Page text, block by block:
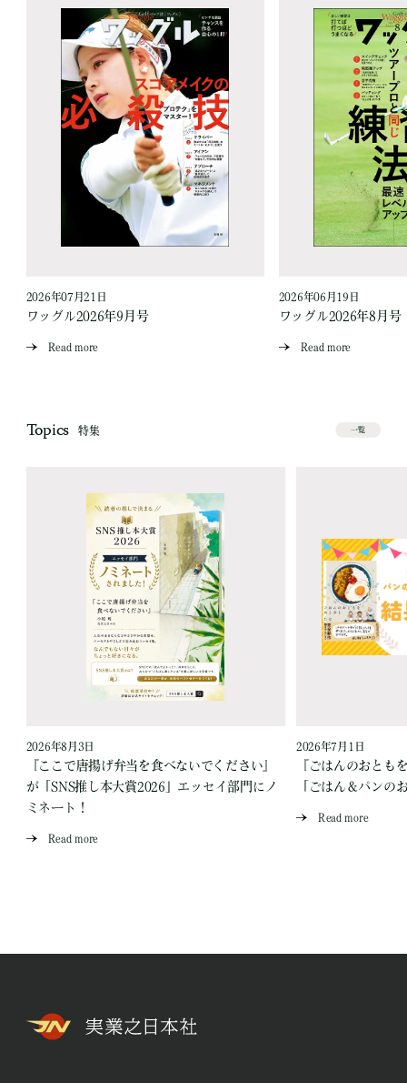
2026年07月21日
ワッグル2026年9月号
Read more
2026年06月19日
ワッグル2026年8月号
Read more
Topics 特集 一覧
2026年8月3日
『ここで唐揚げ弁当を食べないでください』
が「SNS推し本大賞2026」エッセイ部門にノ
ミネート！
Read more
2026年7月1日
『ごはんのおとも
「ごはん＆パンの
Read more